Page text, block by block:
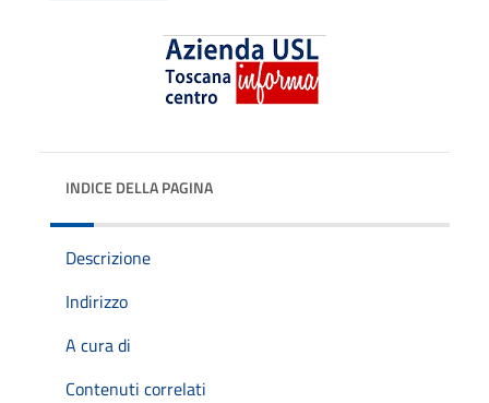
INDICE DELLA PAGINA
Descrizione
Indirizzo
A cura di
Contenuti correlati